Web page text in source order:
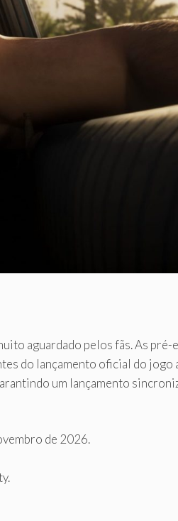
aguardado pelos fãs. As
do lançamento oficial do jogo
um lançamento
de 2026.